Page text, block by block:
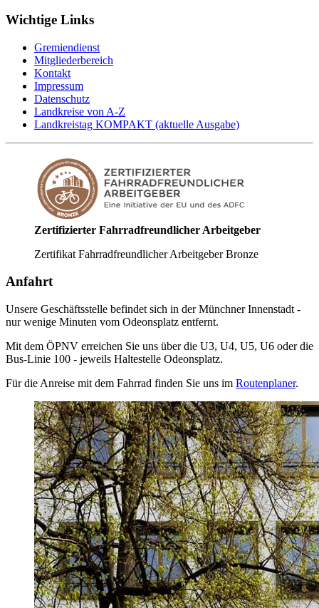
Wichtige Links
Gremiendienst
Mitgliederbereich
Kontakt
Impressum
Datenschutz
Landkreise von A-Z
Landkreistag KOMPAKT (aktuelle Ausgabe)
Zertifizierter Fahrradfreundlicher Arbeitgeber
Zertifikat Fahrradfreundlicher Arbeitgeber Bronze
Anfahrt
Unsere Geschäftsstelle befindet sich in der Münchner Innenstadt -
nur wenige Minuten vom Odeonsplatz entfernt.
Mit dem ÖPNV erreichen Sie uns über die U3, U4, U5, U6 oder die
Bus-Linie 100 - jeweils Haltestelle Odeonsplatz.
Für die Anreise mit dem Fahrrad finden Sie uns im Routenplaner.